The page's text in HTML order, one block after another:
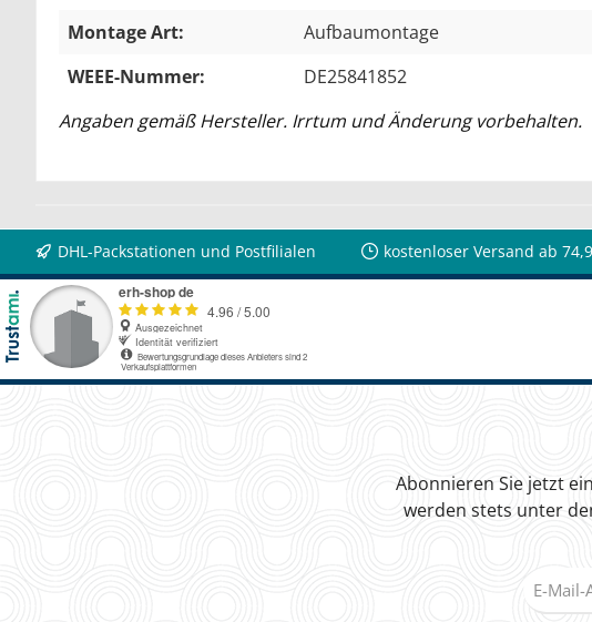
Montage Art:
Aufbaumontage
WEEE-Nummer:
DE25841852
Angaben gemäß Hersteller. Irrtum und Änderung vorbehalten.
DHL-Packstationen und Postfilialen kostenloser Versand ab
Abonnieren Sie jetzt
werden stets unter